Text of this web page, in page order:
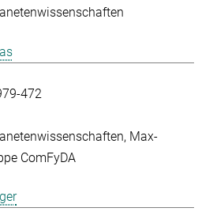
472
Max-
ComFyDA